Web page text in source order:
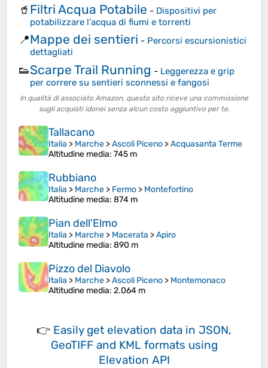
🥤 Filtri Acqua Potabile - Dispositivi per
potabilizzare l'acqua di fiumi e torrenti
📍Mappe dei sentieri - Percorsi escursionistici
dettagliati
👟Scarpe Trail Running - Leggerezza e grip
per correre su sentieri sconnessi e fangosi
In qualità di associato Amazon, questo sito riceve una commissione
sugli acquisti idonei senza alcun costo aggiuntivo per te.
Tallacano
Italia > Marche >Ascoli Piceno >Acquasanta Terme
Altitudine media: 745 m
Rubbiano
Italia > Marche > Fermo > Montefortino
Altitudine media: 874 m
Pian dell'Elmo
Italia > Marche > Macerata >Apiro
Altitudine media: 890 m
Pizzo del Diavolo
Italia > Marche >Ascoli Piceno > Montemonaco
Altitudine media: 2.064 m
👉 Easily get elevation data in JSON,
GeoTIFF and KML formats using
Elevation API